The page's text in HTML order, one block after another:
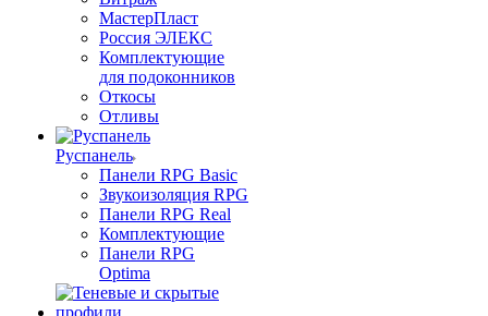
МастерПласт
Россия ЭЛЕКС
Комплектующие
для подоконников
Откосы
Отливы
Руспанель
Панели RPG Basic
Звукоизоляция RPG
Панели RPG Real
Комплектующие
Панели RPG
Optima